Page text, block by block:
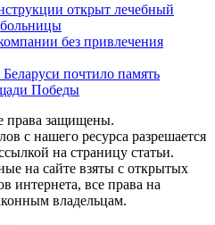
открыт лечебный
без привлечения
почтило память
Победы
права защищены.
с нашего ресурса разрешается
на страницу статьи.
на сайте взяты с открытых
интернета, все права на
владельцам.